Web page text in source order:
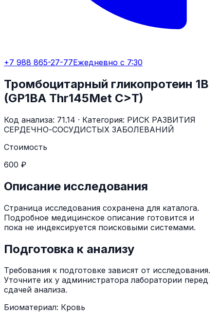
+7 988 865-27-77Ежедневно с 7:30
Тромбоцитарный гликопротеин 1B
(GP1BA Thr145Met C>T)
Код анализа: 71.14 · Категория: РИСК РАЗВИТИЯ
СЕРДЕЧНО-СОСУДИСТЫХ ЗАБОЛЕВАНИЙ
Стоимость
600 ₽
Описание исследования
Страница исследования сохранена для каталога.
Подробное медицинское описание готовится и
пока не индексируется поисковыми системами.
Подготовка к анализу
Требования к подготовке зависят от исследования.
Уточните их у администратора лаборатории перед
сдачей анализа.
Биоматериал: Кровь